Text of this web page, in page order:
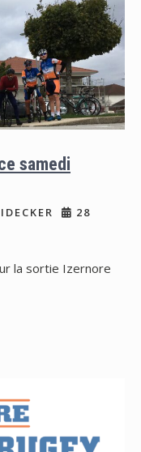
samedi
28
la sortie Izernore